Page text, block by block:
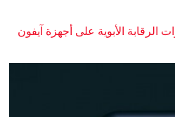
الأبوية على أجهزة آيفون